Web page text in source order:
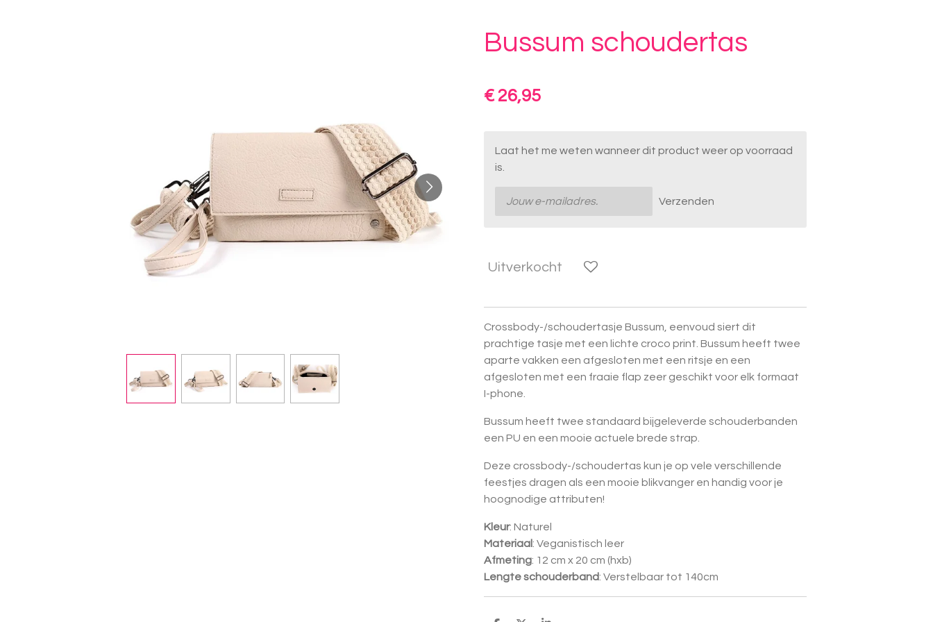
Bussum schoudertas
€ 26,95
Laat het me weten wanneer dit product weer op voorraad
is.
Verzenden
Uitverkocht
Crossbody-/schoudertasje Bussum, eenvoud siert dit
prachtige tasje met een lichte croco print. Bussum heeft twee
aparte vakken een afgesloten met een ritsje en een
afgesloten met een fraaie flap zeer geschikt voor elk formaat
I-phone.
Bussum heeft twee standaard bijgeleverde schouderbanden
een PU en een mooie actuele brede strap.
Deze crossbody-/schoudertas kun je op vele verschillende
feestjes dragen als een mooie blikvanger en handig voor je
hoognodige attributen!
Kleur: Naturel
Materiaal: Veganistisch leer
Afmeting: 12 cm x 20 cm (hxb)
Lengteschouderband: Verstelbaar tot 140cm